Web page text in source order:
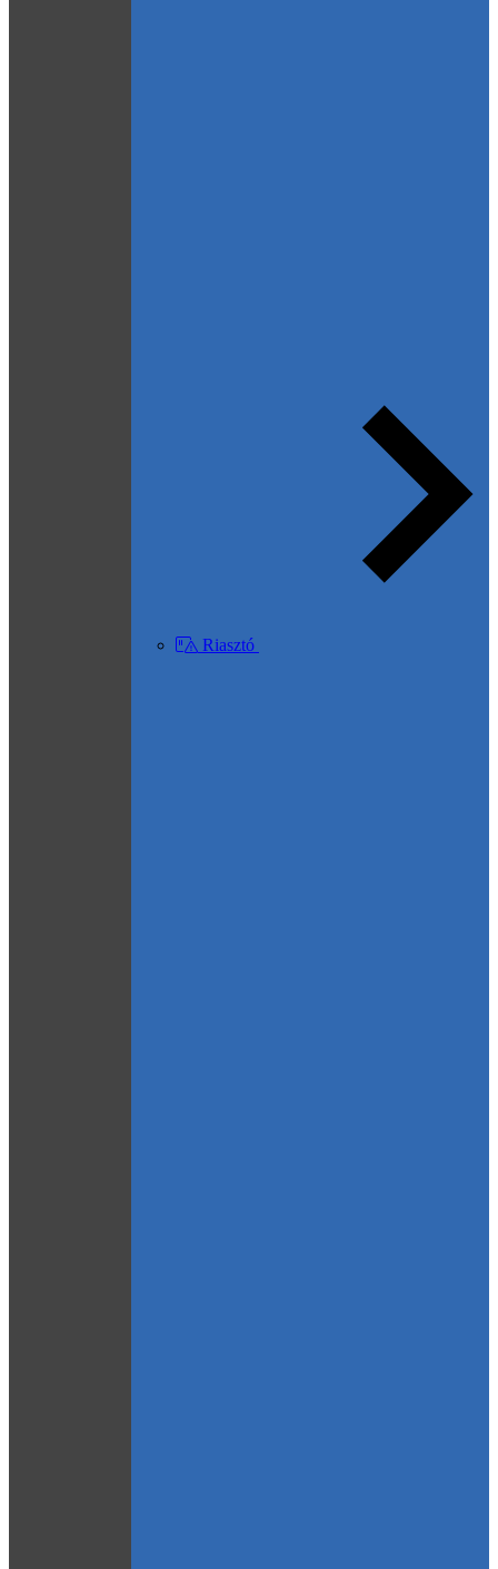
Riasztó